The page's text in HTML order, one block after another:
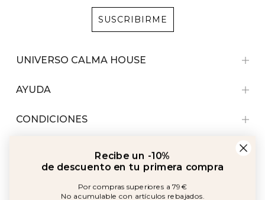
SUSCRIBIRME
UNIVERSO CALMA HOUSE
AYUDA
CONDICIONES
Recibe un -10%
de descuento en tu primera compra
Por compras superiores a 79€
No acumulable con artículos rebajados.